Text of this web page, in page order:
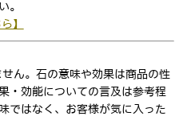
。
】
ん。石の意味や効果は商品の性
・効能についての言及は参考程
ではなく、お客様が気に入った